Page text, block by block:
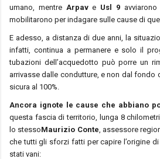
umano, mentre Arpav e Usl 9
mobilitarono per indagare sulle cause di
E adesso, a distanza di due anni, la
infatti, continua a permanere e solo il
tubazioni dell’acquedotto può porre un
arrivasse dalle condutture, e non dal fondo
sicura al 100%.
Ancora ignote le cause che abbiano
questa fascia di territorio, lunga 8
lo stessoMaurizio Conte , assessore
che tutti gli sforzi fatti per capire l’origine
stati vani: